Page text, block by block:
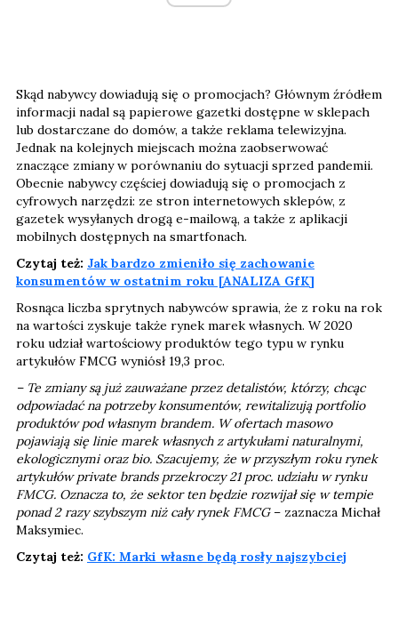
Skąd nabywcy dowiadują się o promocjach? Głównym źródłem
informacji nadal są papierowe gazetki dostępne w sklepach
lub dostarczane do domów, a także reklama telewizyjna.
Jednak na kolejnych miejscach można zaobserwować
znaczące zmiany w porównaniu do sytuacji sprzed pandemii.
Obecnie nabywcy częściej dowiadują się o promocjach z
cyfrowych narzędzi: ze stron internetowych sklepów, z
gazetek wysyłanych drogą e-mailową, a także z aplikacji
mobilnych dostępnych na smartfonach.
Czytaj też: Jak bardzo zmieniło się zachowanie
konsumentów w ostatnim roku [ANALIZA GfK]
Rosnąca liczba sprytnych nabywców sprawia, że z roku na rok
na wartości zyskuje także rynek marek własnych. W 2020
roku udział wartościowy produktów tego typu w rynku
artykułów FMCG wyniósł 19,3 proc.
– Te zmiany są już zauważane przez detalistów, którzy, chcąc
odpowiadać na potrzeby konsumentów, rewitalizują portfolio
produktów pod własnym brandem. W ofertach masowo
pojawiają się linie marek własnych z artykułami naturalnymi,
ekologicznymi oraz bio. Szacujemy, że w przyszłym roku rynek
artykułów private brands przekroczy 21 proc. udziału w rynku
FMCG. Oznacza to, że sektor ten będzie rozwijał się w tempie
ponad 2 razy szybszym niż cały rynek FMCG– zaznacza Michał
Maksymiec.
Czytaj też: GfK: Marki własne będą rosły najszybciej